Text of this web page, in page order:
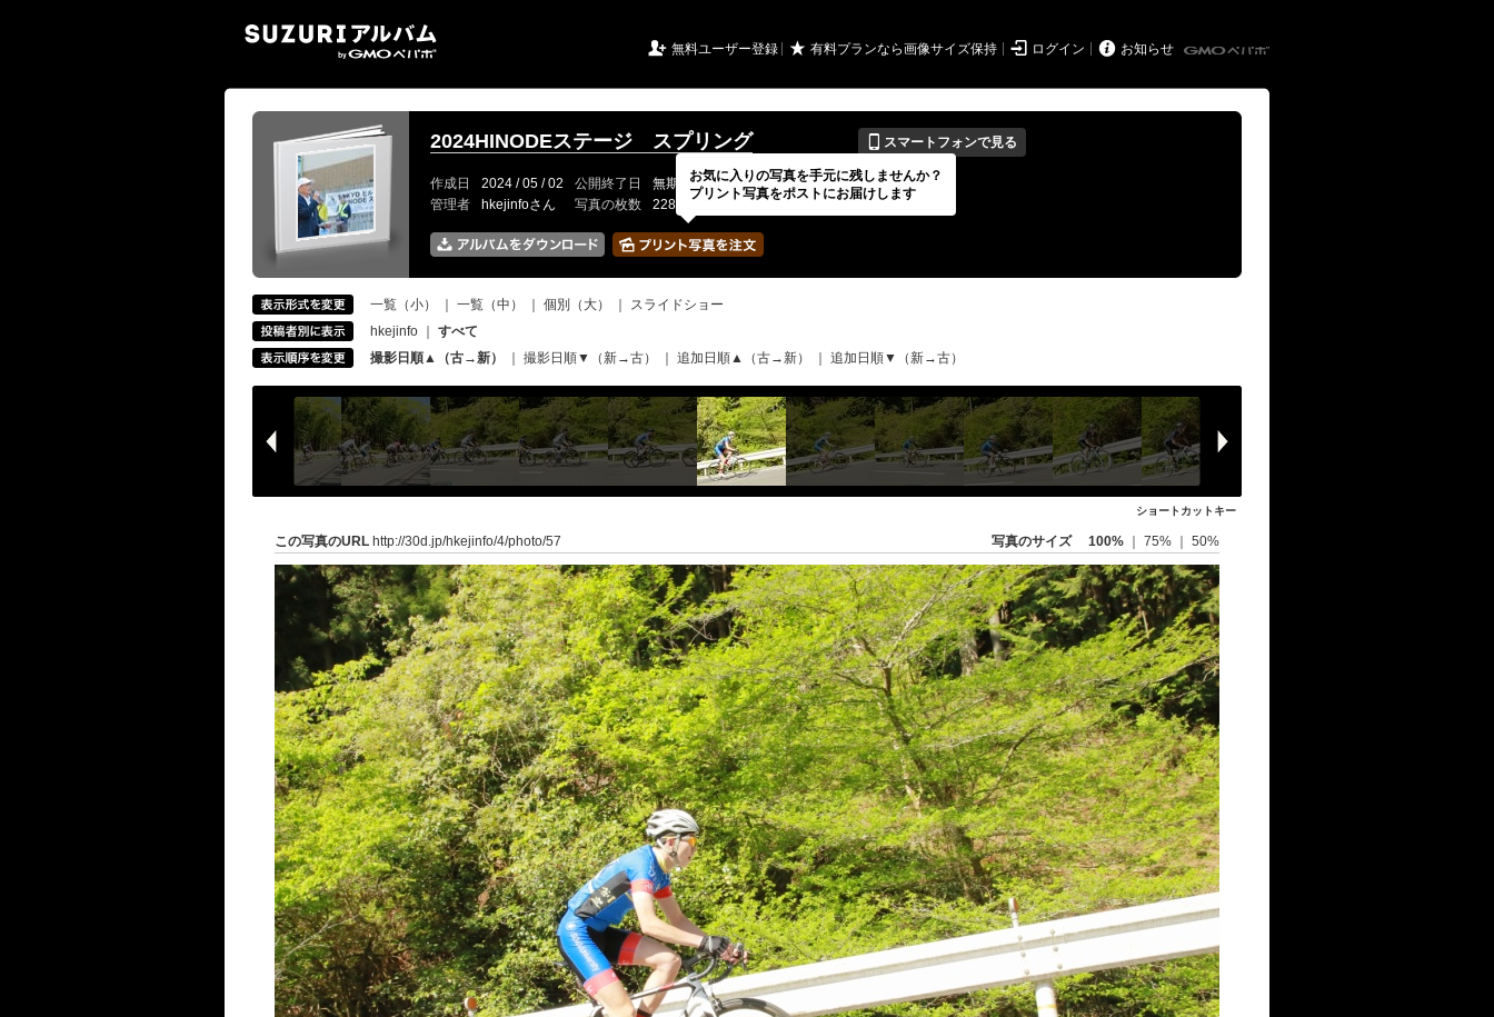
 無料ユーザー登録 ★ 有料プランなら画像サイズ保持  ログイン  お知らせ
2024HINODEステージ スプリング 📱 スマートフォンで見る
作成日 2024 / 05 / 02 公開終了日 無期限 イベントの期間
---
管理者
hkejinfoさん 写真の枚数 228 / 2000枚
一覧（小） 一覧（中） 個別（大）
スライドショー
hkejinfo
すべて
撮影日順▲（古→新）
撮影日順▼（新→古） 追加日順▲（古→新） 追加日順▼（新→古）
ショートカットキー
この写真のURL http://30d.jp/hkejinfo/4/photo/57 写真のサイズ 100% 75% 50%
お気に入りの写真を手元に残しませんか？
プリント写真をポストにお届けします